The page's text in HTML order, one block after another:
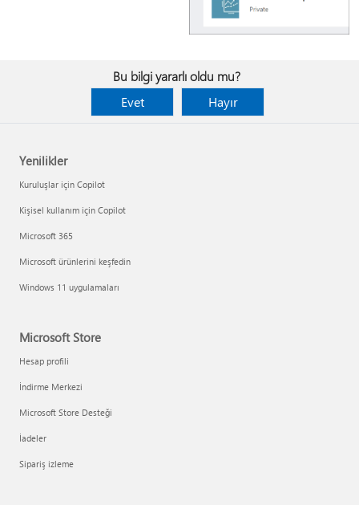
Bu bilgi yararlı oldu mu?
Evet
Hayır
Yenilikler
Kuruluşlar için Copilot
Kişisel kullanım için Copilot
Microsoft 365
Microsoft ürünlerini keşfedin
Windows 11 uygulamaları
Microsoft Store
Hesap profili
İndirme Merkezi
Microsoft Store Desteği
İadeler
Sipariş izleme